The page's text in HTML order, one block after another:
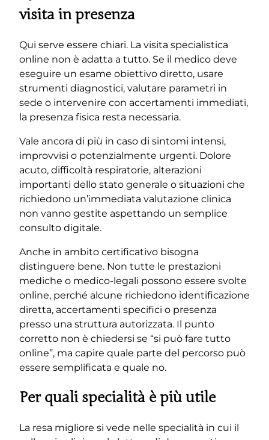
visita in presenza
Qui serve essere chiari. La visita specialistica
online non è adatta a tutto. Se il medico deve
eseguire un esame obiettivo diretto, usare
strumenti diagnostici, valutare parametri in
sede o intervenire con accertamenti immediati,
la presenza fisica resta necessaria.
Vale ancora di più in caso di sintomi intensi,
improvvisi o potenzialmente urgenti. Dolore
acuto, difficoltà respiratorie, alterazioni
importanti dello stato generale o situazioni che
richiedono un’immediata valutazione clinica
non vanno gestite aspettando un semplice
consulto digitale.
Anche in ambito certificativo bisogna
distinguere bene. Non tutte le prestazioni
mediche o medico-legali possono essere svolte
online, perché alcune richiedono identificazione
diretta, accertamenti specifici o presenza
presso una struttura autorizzata. Il punto
corretto non è chiedersi se “si può fare tutto
online”, ma capire quale parte del percorso può
essere semplificata e quale no.
Per quali specialità è più utile
La resa migliore si vede nelle specialità in cui il